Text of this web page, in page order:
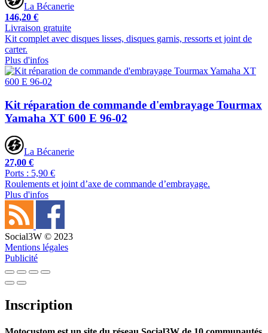
La Bécanerie
146,20 €
Livraison gratuite
Kit complet avec disques lisses, disques garnis, ressorts et joint de
carter.
Plus d'infos
Kit réparation de commande d'embrayage Tourmax
Yamaha XT 600 E 96-02
La Bécanerie
27,00 €
Ports : 5,90 €
Roulements et joint d’axe de commande d’embrayage.
Plus d'infos
Social3W © 2023
Mentions légales
Publicité
Inscription